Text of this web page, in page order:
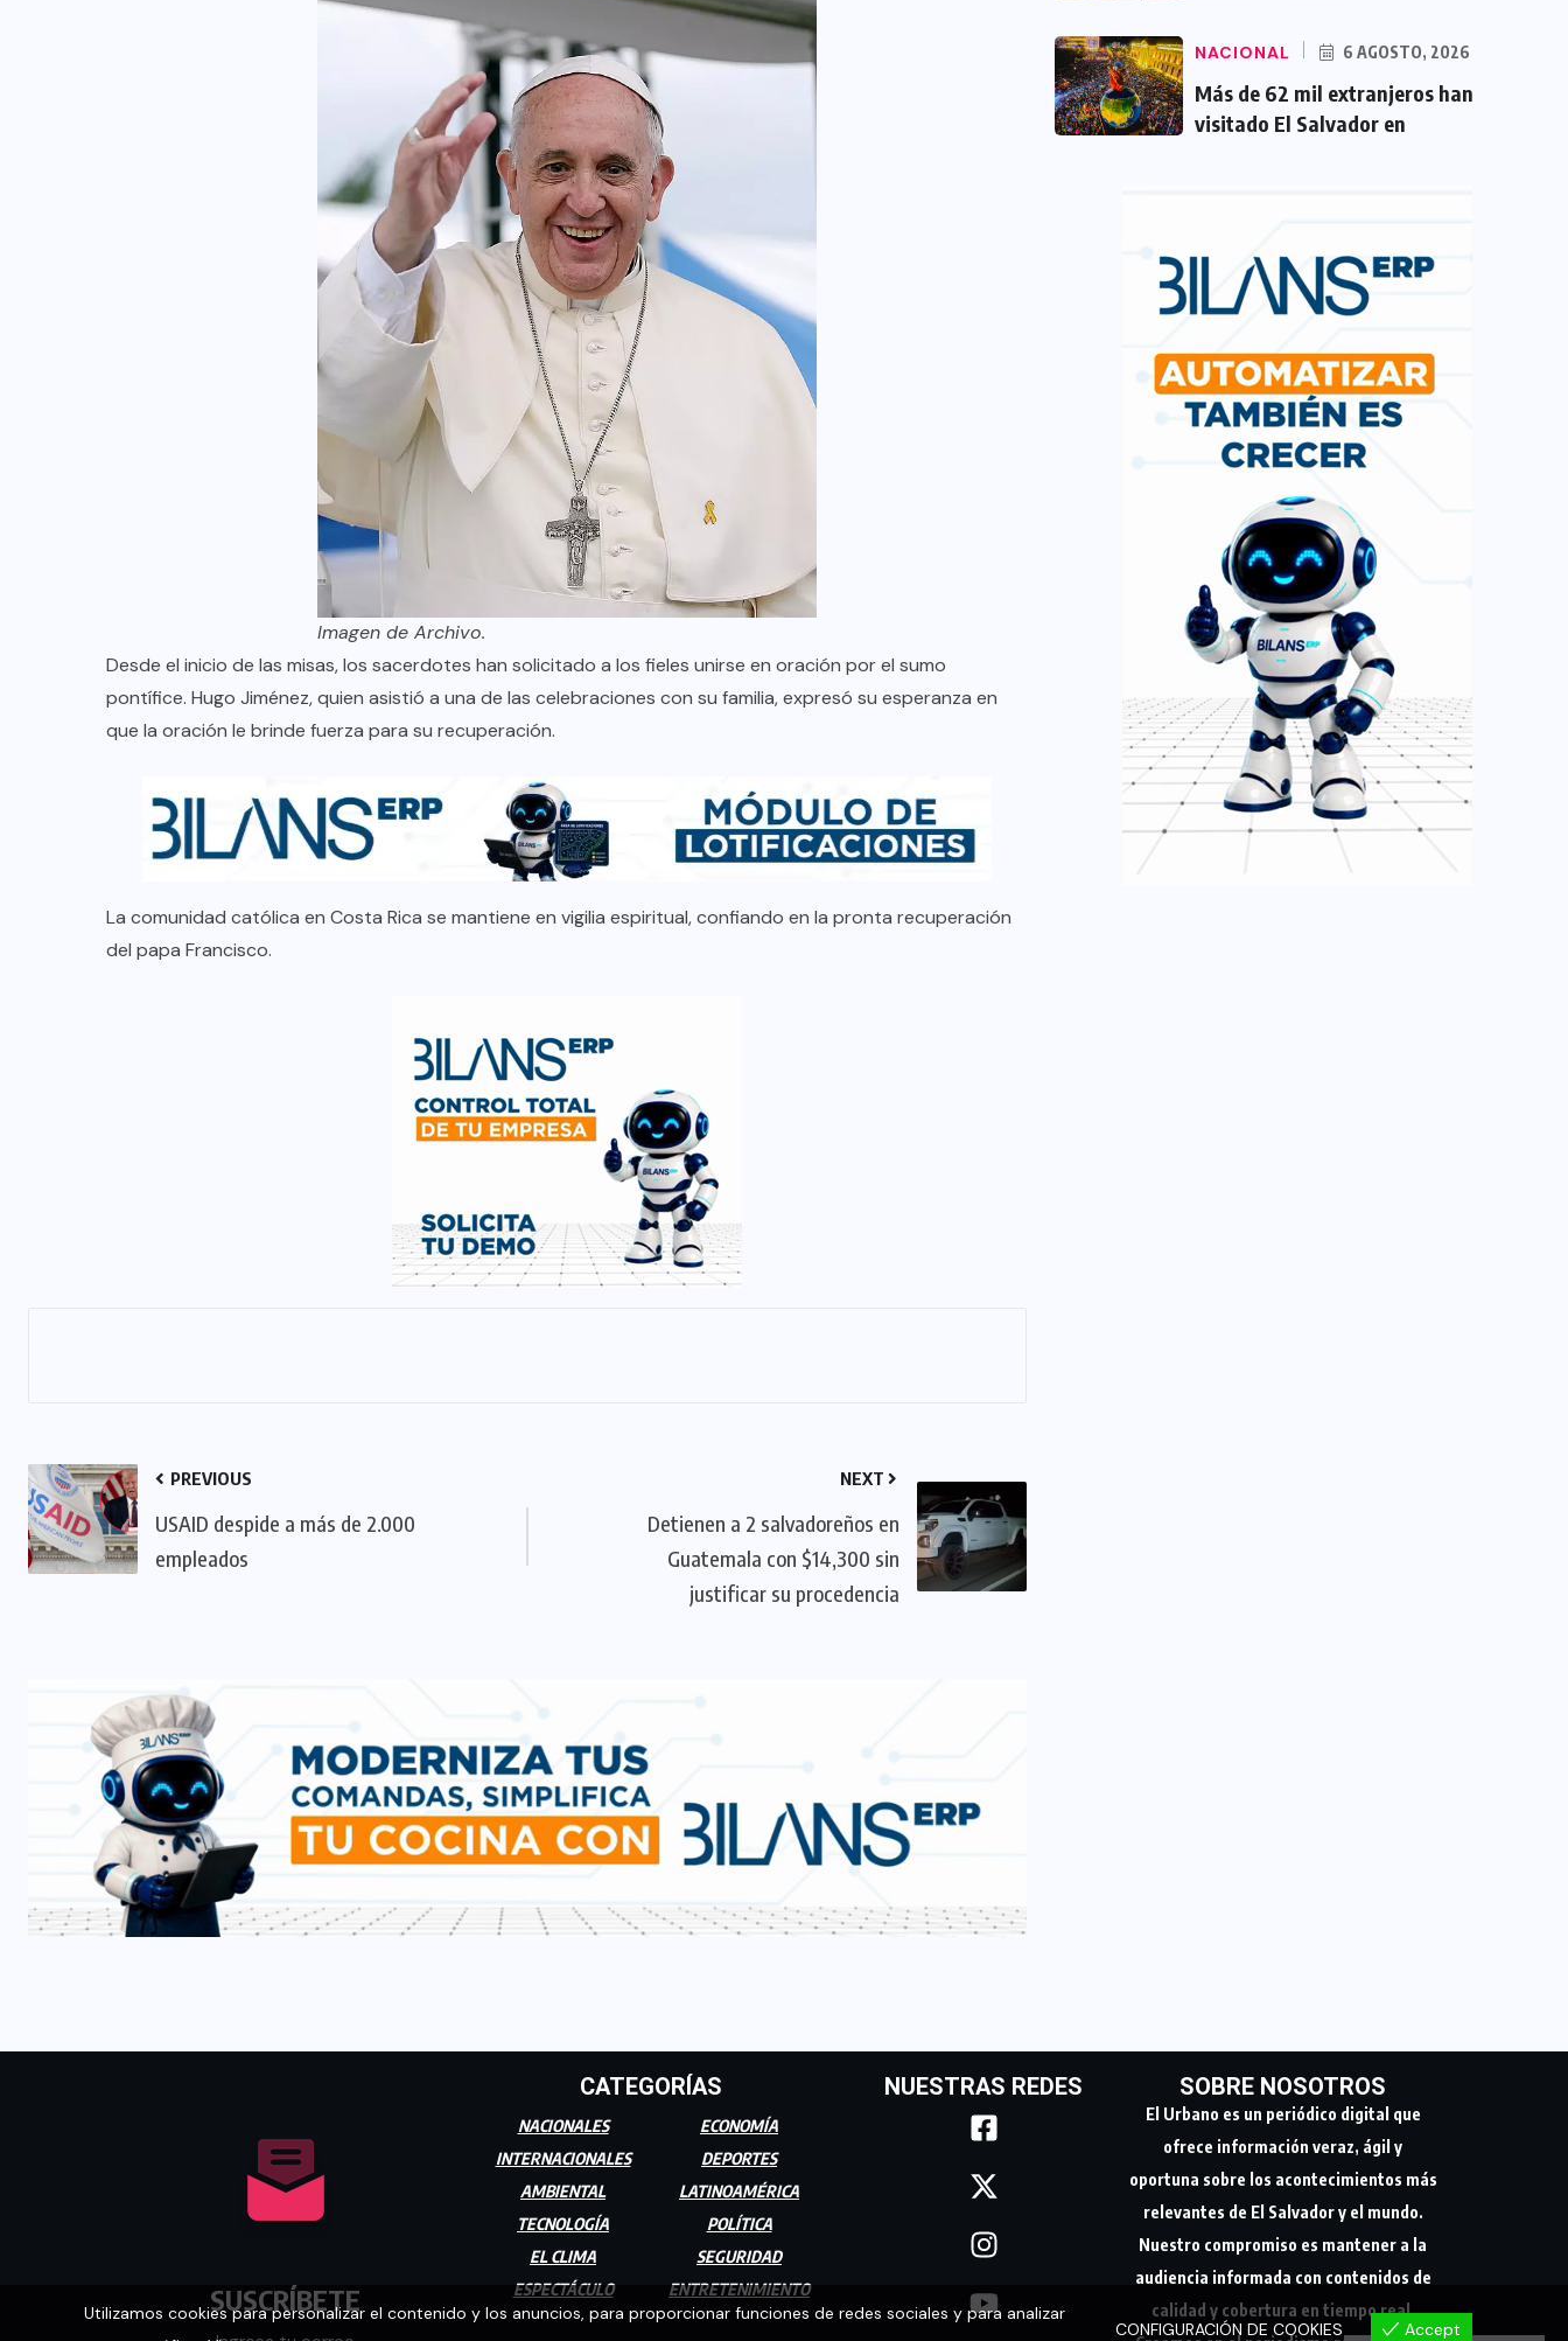
Imagen de Archivo.
Desde el inicio de las misas, los sacerdotes han solicitado a los fieles unirse en oración por el sumo
pontífice. Hugo Jiménez, quien asistió a una de las celebraciones con su familia, expresó su esperanza en
que la oración le brinde fuerza para su recuperación.
La comunidad católica en Costa Rica se mantiene en vigilia espiritual, confiando en la pronta recuperación
del papa Francisco.
PREVIOUS
USAID despide a más de 2.000
empleados
NEXT
Detienen a 2 salvadoreños en
Guatemala con $14,300 sin
justificar su procedencia
NACIONAL 6 AGOSTO, 2026
Más de 62 mil extranjeros han
visitado El Salvador en
SUSCRÍBETE
CATEGORÍAS
NACIONALES
INTERNACIONALES
AMBIENTAL
TECNOLOGÍA
EL CLIMA
ESPECTÁCULO
ECONOMÍA
DEPORTES
LATINOAMÉRICA
POLÍTICA
SEGURIDAD
ENTRETENIMIENTO
NUESTRAS REDES SOBRE NOSOTROS
El Urbano es un periódico digital que
ofrece información veraz, ágil y
oportuna sobre los acontecimientos más
relevantes de El Salvador y el mundo.
Nuestro compromiso es mantener a la
audiencia informada con contenidos de
calidad y cobertura en tiempo real.
Utilizamos cookies para personalizar el contenido y los anuncios, para proporcionar funciones de redes sociales y para analizar
CONFIGURACIÓN DE COOKIES Accept